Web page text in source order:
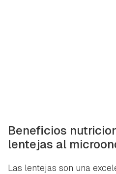
Beneficios
lentejas al
Las lentejas son una